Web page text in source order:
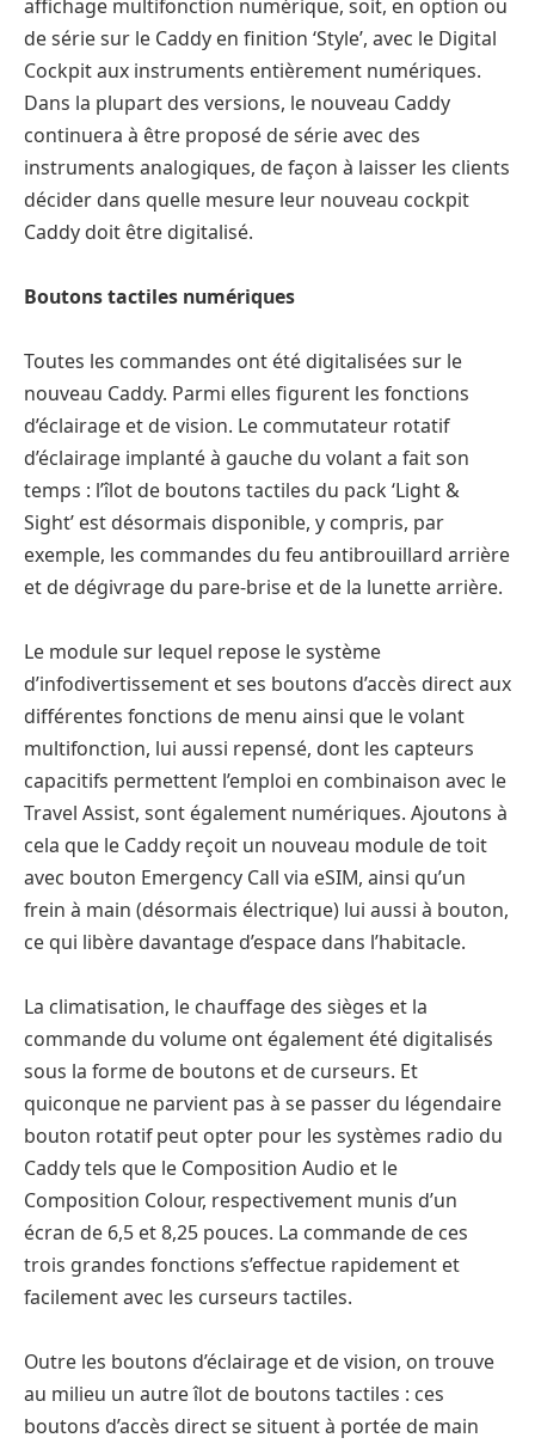
affichage multifonction numérique, soit, en option ou
de série sur le Caddy en finition ‘Style’, avec le Digital
Cockpit aux instruments entièrement numériques.
Dans la plupart des versions, le nouveau Caddy
continuera à être proposé de série avec des
instruments analogiques, de façon à laisser les clients
décider dans quelle mesure leur nouveau cockpit
Caddy doit être digitalisé.
Boutons tactiles numériques
Toutes les commandes ont été digitalisées sur le
nouveau Caddy. Parmi elles figurent les fonctions
d’éclairage et de vision. Le commutateur rotatif
d’éclairage implanté à gauche du volant a fait son
temps : l’îlot de boutons tactiles du pack ‘Light &
Sight’ est désormais disponible, y compris, par
exemple, les commandes du feu antibrouillard arrière
et de dégivrage du pare-brise et de la lunette arrière.
Le module sur lequel repose le système
d’infodivertissement et ses boutons d’accès direct aux
différentes fonctions de menu ainsi que le volant
multifonction, lui aussi repensé, dont les capteurs
capacitifs permettent l’emploi en combinaison avec le
Travel Assist, sont également numériques. Ajoutons à
cela que le Caddy reçoit un nouveau module de toit
avec bouton Emergency Call via eSIM, ainsi qu’un
frein à main (désormais électrique) lui aussi à bouton,
ce qui libère davantage d’espace dans l’habitacle.
La climatisation, le chauffage des sièges et la
commande du volume ont également été digitalisés
sous la forme de boutons et de curseurs. Et
quiconque ne parvient pas à se passer du légendaire
bouton rotatif peut opter pour les systèmes radio du
Caddy tels que le Composition Audio et le
Composition Colour, respectivement munis d’un
écran de 6,5 et 8,25 pouces. La commande de ces
trois grandes fonctions s’effectue rapidement et
facilement avec les curseurs tactiles.
Outre les boutons d’éclairage et de vision, on trouve
au milieu un autre îlot de boutons tactiles : ces
boutons d’accès direct se situent à portée de main